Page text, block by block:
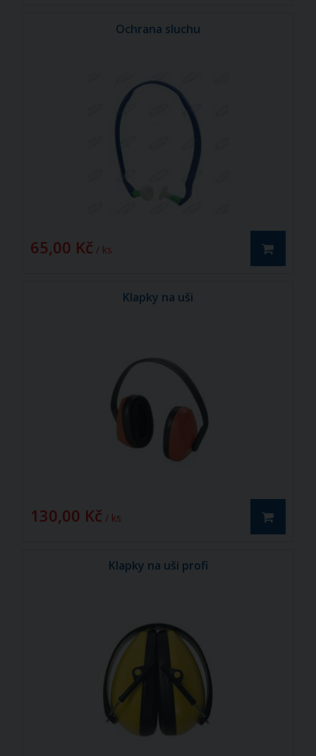
Ochrana sluchu
65,00 Kč / ks
Klapky na uši
130,00 Kč / ks
Klapky na uši profi